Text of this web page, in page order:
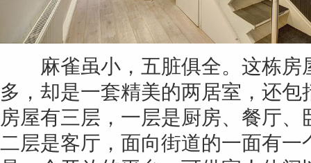
麻雀虽小，五脏俱全。这栋房
多，却是一套精美的两居室，还
房屋有三层，一层是厨房、餐厅
二层是客厅，面向街道的一面有